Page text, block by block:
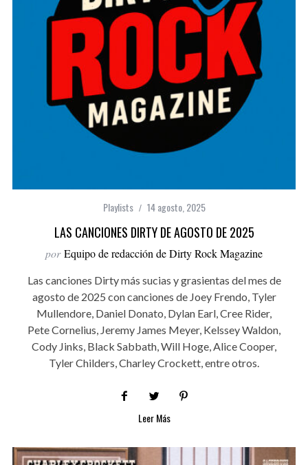
Playlists 14 agosto, 2025
LAS CANCIONES DIRTY DE AGOSTO DE 2025
por Equipo de redacción de Dirty Rock Magazine
Las canciones Dirty más sucias y grasientas del mes de
agosto de 2025 con canciones de Joey Frendo, Tyler
Mullendore, Daniel Donato, Dylan Earl, Cree Rider,
Pete Cornelius, Jeremy James Meyer, Kelssey Waldon,
Cody Jinks, Black Sabbath, Will Hoge, Alice Cooper,
Tyler Childers, Charley Crockett, entre otros.
Leer Más